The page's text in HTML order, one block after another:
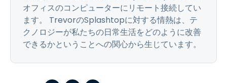
オフィスのコンピューターにリモート接続してい
ます。 TrevorのSplashtopに対する情熱は、テ
クノロジーが私たちの日常生活をどのように改善
できるかということへの関心から生じています。